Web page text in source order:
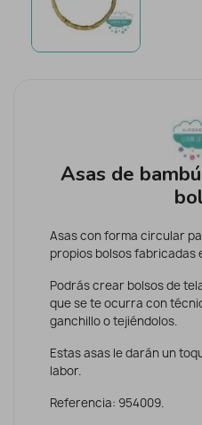
Asas de
Asas con forma circular
propios bolsos fabricadas
Podrás crear bolsos de
que se te ocurra con
ganchillo o tejiéndolos.
Estas asas le darán un
labor.
Referencia: 954009.